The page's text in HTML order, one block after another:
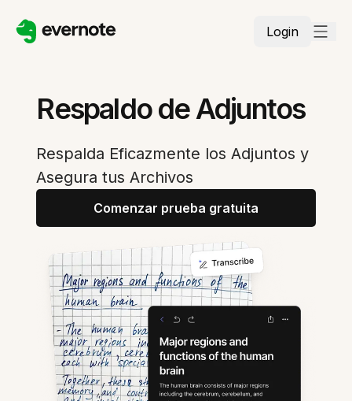
Login
Respaldo de Adjuntos
Respalda Eficazmente los Adjuntos y
Asegura tus Archivos
Comenzar prueba gratuita